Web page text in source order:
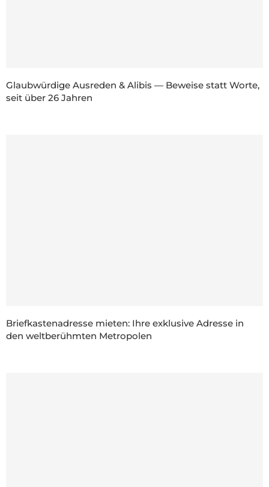
Glaubwürdige Ausreden & Alibis — Beweise statt Worte,
seit über 26 Jahren
Briefkastenadresse mieten: Ihre exklusive Adresse in
den weltberühmten Metropolen